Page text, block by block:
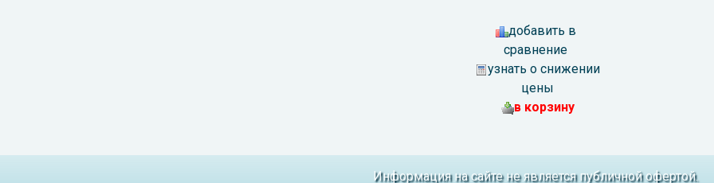
добавить в
сравнение
узнать о снижении
цены
в корзину
Информация на сайте не является публичной офертой.